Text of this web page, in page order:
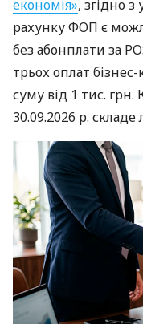
економія», згідно
рахунку ФОП є
без абонплати за
трьох оплат
суму від 1 тис. грн.
30.09.2026 р. складе